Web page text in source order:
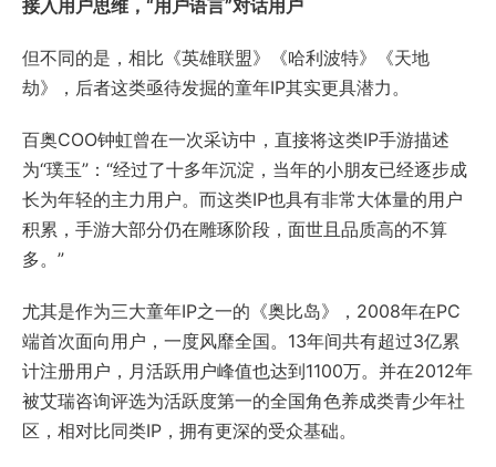
接入用户思维，“用户语言”对话用户
但不同的是，相比《英雄联盟》《哈利波特》《天地
劫》，后者这类亟待发掘的童年IP其实更具潜力。
百奥COO钟虹曾在一次采访中，直接将这类IP手游描述
为“璞玉”：“经过了十多年沉淀，当年的小朋友已经逐步成
长为年轻的主力用户。而这类IP也具有非常大体量的用户
积累，手游大部分仍在雕琢阶段，面世且品质高的不算
多。”
尤其是作为三大童年IP之一的《奥比岛》，2008年在PC
端首次面向用户，一度风靡全国。13年间共有超过3亿累
计注册用户，月活跃用户峰值也达到1100万。并在2012年
被艾瑞咨询评选为活跃度第一的全国角色养成类青少年社
区，相对比同类IP，拥有更深的受众基础。